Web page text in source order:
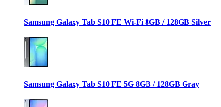
Samsung Galaxy Tab S10 FE Wi-Fi 8GB / 128GB Silver
Samsung Galaxy Tab S10 FE 5G 8GB / 128GB Gray